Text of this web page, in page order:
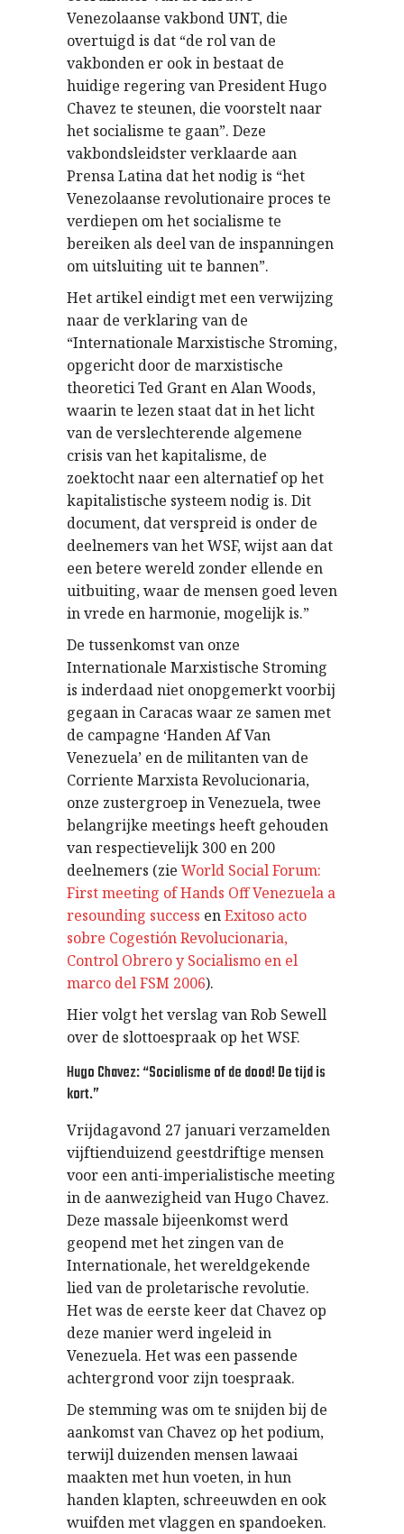
Venezolaanse vakbond UNT, die
overtuigd is dat “de rol van de
vakbonden er ook in bestaat de
huidige regering van President Hugo
Chavez te steunen, die voorstelt naar
het socialisme te gaan”. Deze
vakbondsleidster verklaarde aan
Prensa Latina dat het nodig is “het
Venezolaanse revolutionaire proces te
verdiepen om het socialisme te
bereiken als deel van de inspanningen
om uitsluiting uit te bannen”.
Het artikel eindigt met een verwijzing
naar de verklaring van de
“Internationale Marxistische Stroming,
opgericht door de marxistische
theoretici Ted Grant en Alan Woods,
waarin te lezen staat dat in het licht
van de verslechterende algemene
crisis van het kapitalisme, de
zoektocht naar een alternatief op het
kapitalistische systeem nodig is. Dit
document, dat verspreid is onder de
deelnemers van het WSF, wijst aan dat
een betere wereld zonder ellende en
uitbuiting, waar de mensen goed leven
in vrede en harmonie, mogelijk is.”
De tussenkomst van onze
Internationale Marxistische Stroming
is inderdaad niet onopgemerkt voorbij
gegaan in Caracas waar ze samen met
de campagne ‘Handen Af Van
Venezuela’ en de militanten van de
Corriente Marxista Revolucionaria,
onze zustergroep in Venezuela, twee
belangrijke meetings heeft gehouden
van respectievelijk 300 en 200
deelnemers (zie World Social Forum:
First meeting of Hands Off Venezuela a
resounding success enExitoso acto
sobre Cogestión Revolucionaria,
Control Obrero y Socialismo en el
marco del FSM 2006).
Hier volgt het verslag van Rob Sewell
over de slottoespraak op het WSF.
Hugo Chavez: “Socialisme of de dood! De tijd is
kort.”
Vrijdagavond 27 januari verzamelden
vijftienduizend geestdriftige mensen
voor een anti-imperialistische meeting
in de aanwezigheid van Hugo Chavez.
Deze massale bijeenkomst werd
geopend met het zingen van de
Internationale, het wereldgekende
lied van de proletarische revolutie.
Het was de eerste keer dat Chavez op
deze manier werd ingeleid in
Venezuela. Het was een passende
achtergrond voor zijn toespraak.
De stemming was om te snijden bij de
aankomst van Chavez op het podium,
terwijl duizenden mensen lawaai
maakten met hun voeten, in hun
handen klapten, schreeuwden en ook
wuifden met vlaggen en spandoeken.